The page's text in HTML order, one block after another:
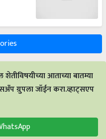
आताच्या बातम्या
ग्रुपला जॉईन करा.व्हाट्सएप